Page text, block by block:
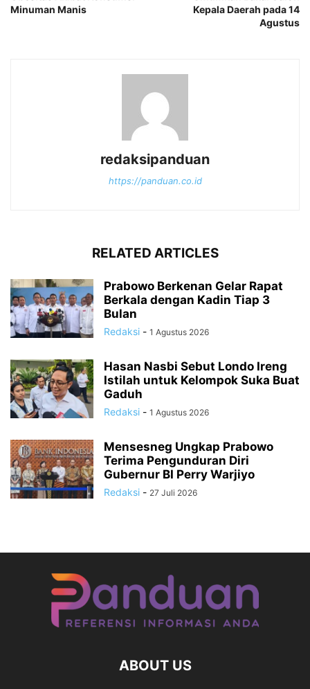
Minuman Manis
Kepala Daerah pada 14
Agustus
redaksipanduan
https://panduan.co.id
RELATED ARTICLES
Prabowo Berkenan Gelar Rapat
Berkala dengan Kadin Tiap 3
Bulan
Redaksi - 1 Agustus 2026
Hasan Nasbi Sebut Londo Ireng
Istilah untuk Kelompok Suka Buat
Gaduh
Redaksi - 1 Agustus 2026
Mensesneg Ungkap Prabowo
Terima Pengunduran Diri
Gubernur BI Perry Warjiyo
Redaksi - 27 Juli 2026
ABOUT US